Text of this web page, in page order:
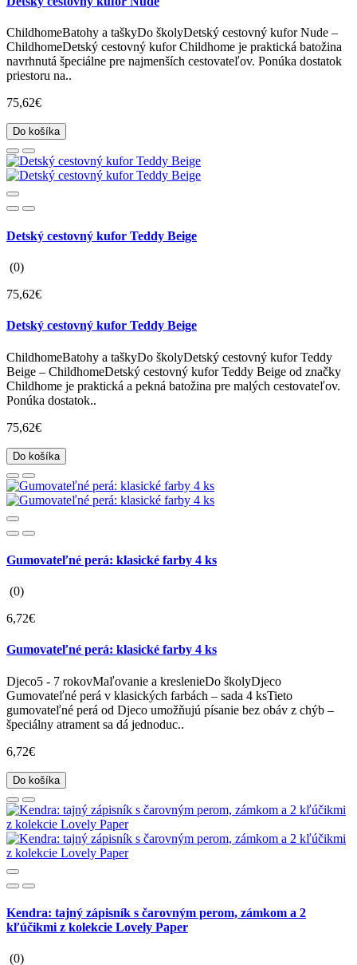
ChildhomeBatohy a taškyDo školyDetský cestovný kufor Nude –
ChildhomeDetský cestovný kufor Childhome je praktická batožina
navrhnutá špeciálne pre najmenších cestovateľov. Ponúka dostatok
priestoru na..
75,62€
Do košíka
Detský cestovný kufor Teddy Beige
(0)
75,62€
Detský cestovný kufor Teddy Beige
ChildhomeBatohy a taškyDo školyDetský cestovný kufor Teddy
Beige – ChildhomeDetský cestovný kufor Teddy Beige od značky
Childhome je praktická a pekná batožina pre malých cestovateľov.
Ponúka dostatok..
75,62€
Do košíka
Gumovateľné perá: klasické farby 4 ks
(0)
6,72€
Gumovateľné perá: klasické farby 4 ks
Djeco5 - 7 rokovMaľovanie a kreslenieDo školyDjeco
Gumovateľné perá v klasických farbách – sada 4 ksTieto
gumovateľné perá od Djeco umožňujú písanie bez obáv z chýb –
špeciálny atrament sa dá jednoduc..
6,72€
Do košíka
Kendra: tajný zápisník s čarovným perom, zámkom a 2
kľúčikmi z kolekcie Lovely Paper
(0)